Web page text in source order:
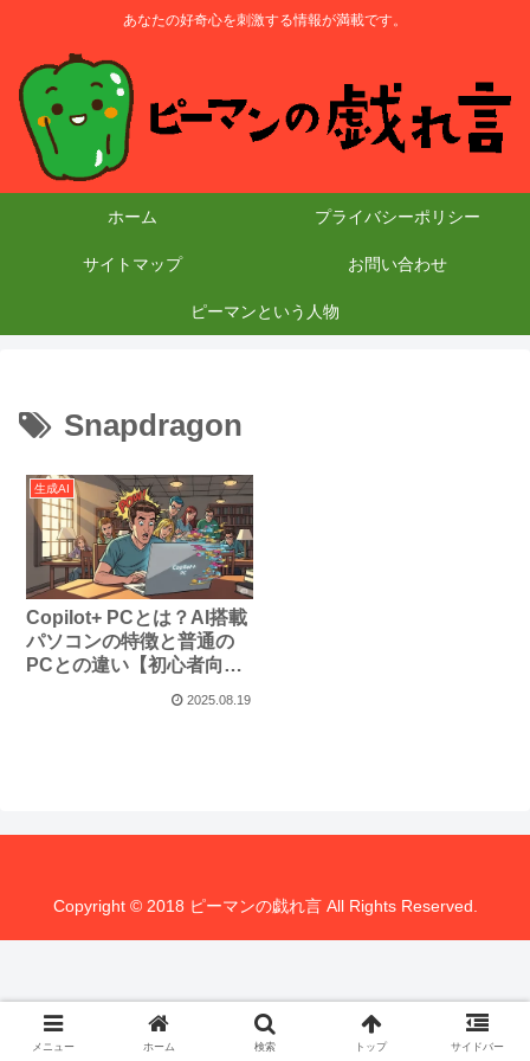
あなたの好奇心を刺激する情報が満載です。
ホーム プライバシーポリシー
サイトマップ お問い合わせ
ピーマンという人物
Snapdragon
生成AI
Copilot+ PCとは？AI搭載
パソコンの特徴と普通の
PCとの違い【初心者向け
2025.08.19
Copyright © 2018 ピーマンの戯れ言 All Rights Reserved.
メニュー ホーム 検索 トップ サイドバー